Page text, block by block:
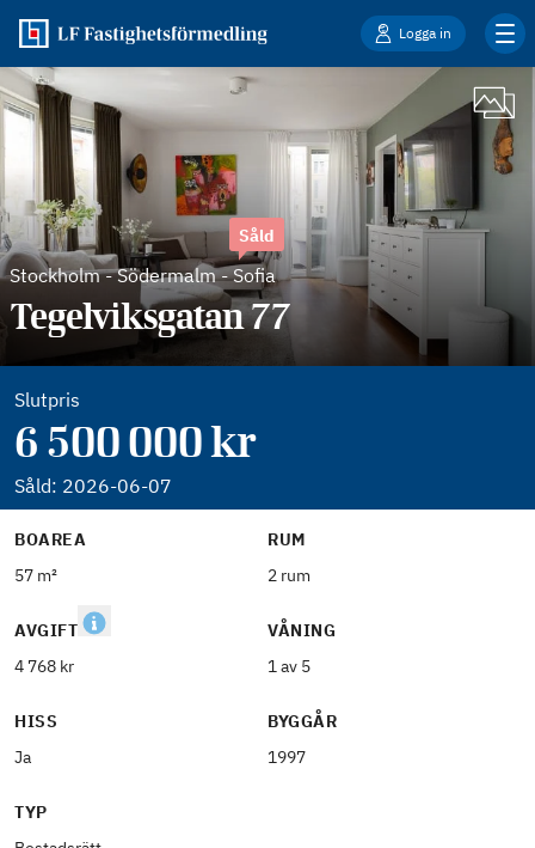
Logga in
Stockholm-Södermalm - Sofia
Såld
Tegelviksgatan 77
Slutpris
6 500 000 kr
Såld: 2026-06-07
BOAREA
57 m²
RUM
2 rum
AVGIFT
4 768 kr
VÅNING
1 av 5
HISS
Ja
BYGGÅR
1997
TYP